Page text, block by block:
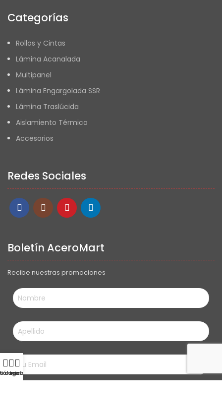
Categorías
Rollos y Cintas
Lámina Acanalada
Multipanel
Lámina Engargolada SSR
Lámina Traslúcida
Aislamiento Térmico
Accesorios
Redes Sociales
Boletín AceroMart
Recibe nuestras promociones
cuenta
Inicio